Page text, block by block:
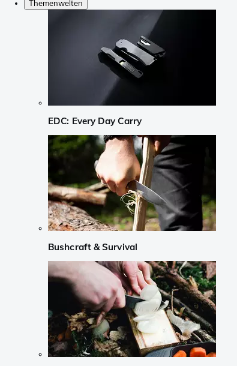
Themenwelten
EDC: Every Day Carry
Bushcraft & Survival